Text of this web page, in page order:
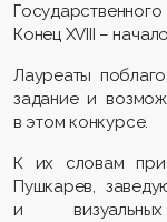
Конец ХVIII –
Лауреаты
задание и
в этом конкурсе.
К их словам
Пушкарев,
и